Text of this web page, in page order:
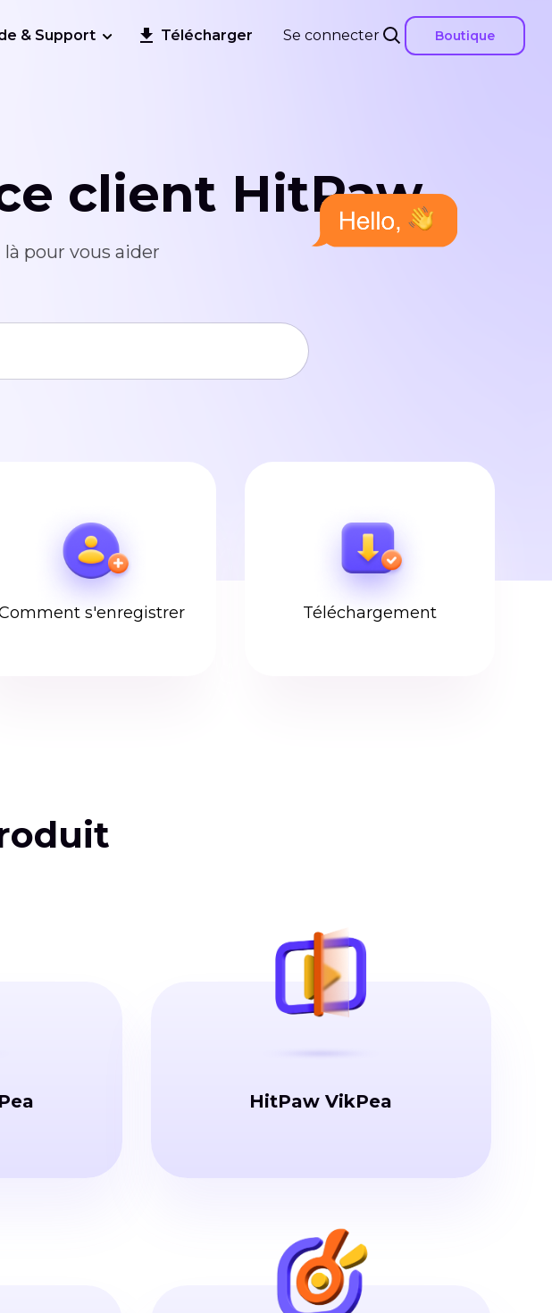
Se connecter Boutique
& Support Télécharger
client HitPaw
pour vous aider
s'enregistrer Téléchargement
HitPaw VikPea